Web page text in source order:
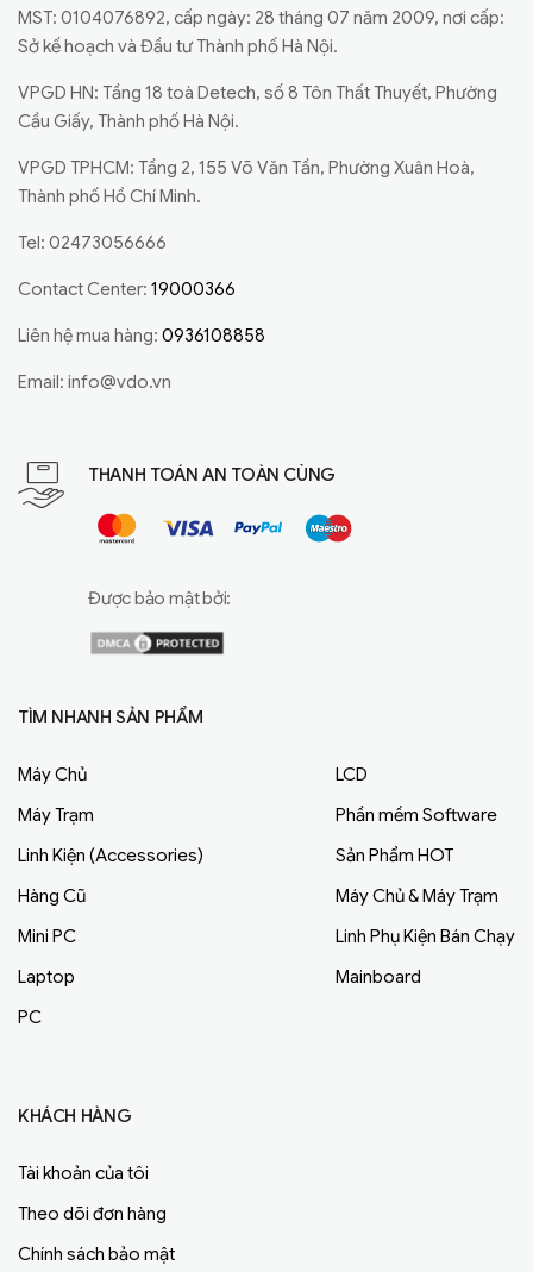
MST: 0104076892, cấp ngày: 28 tháng 07 năm 2009, nơi cấp:
Sở kế hoạch và Đầu tư Thành phố Hà Nội.
VPGD HN: Tầng 18 toà Detech, số 8 Tôn Thất Thuyết, Phường
Cầu Giấy, Thành phố Hà Nội.
VPGD TPHCM: Tầng 2, 155 Võ Văn Tần, Phường Xuân Hoà,
Thành phố Hồ Chí Minh.
Tel: 02473056666
Contact Center: 19000366
Liên hệ mua hàng: 0936108858
Email: info@vdo.vn
THANH TOÁN AN TOÀN CÙNG
Được bảo mật bởi:
TÌM NHANH SẢN PHẨM
Máy Chủ
Máy Trạm
Linh Kiện (Accessories)
Hàng Cũ
Mini PC
Laptop
PC
LCD
Phần mềm Software
Sản Phẩm HOT
Máy Chủ & Máy Trạm
Linh Phụ Kiện Bán Chạy
Mainboard
KHÁCH HÀNG
Tài khoản của tôi
Theo dõi đơn hàng
Chính sách bảo mật